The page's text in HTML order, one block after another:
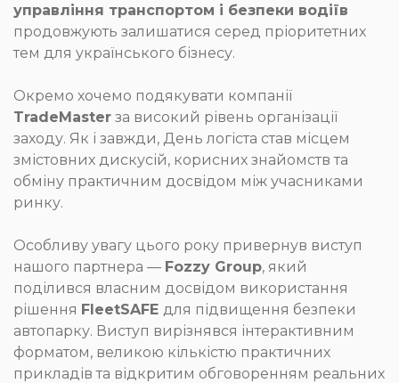
управління транспортом і безпеки водіїв
продовжують залишатися серед пріоритетних
тем для українського бізнесу.
Окремо хочемо подякувати компанії
TradeMaster за високий рівень організації
заходу. Як і завжди, День логіста став місцем
змістовних дискусій, корисних знайомств та
обміну практичним досвідом між учасниками
ринку.
Особливу увагу цього року привернув виступ
нашого партнера — Fozzy Group, який
поділився власним досвідом використання
рішення FleetSAFE для підвищення безпеки
автопарку. Виступ вирізнявся інтерактивним
форматом, великою кількістю практичних
прикладів та відкритим обговоренням реальних